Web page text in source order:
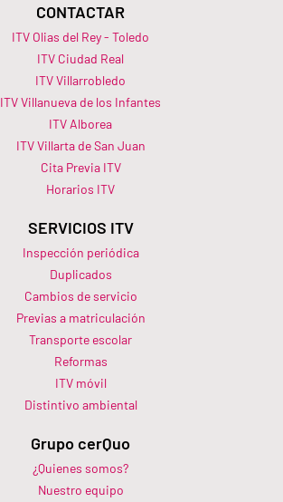
CONTACTAR
ITV Olias del Rey - Toledo
ITV Ciudad Real
ITV Villarrobledo
ITV Villanueva de los Infantes
ITV Alborea
ITV Villarta de San Juan
Cita Previa ITV
Horarios ITV​
SERVICIOS ITV
Inspección periódica
Duplicados
Cambios de servicio
Previas a matriculación
Transporte escolar
Reformas
ITV móvil
Distintivo ambiental
Grupo cerQuo
¿Quienes somos?
Nuestro equipo